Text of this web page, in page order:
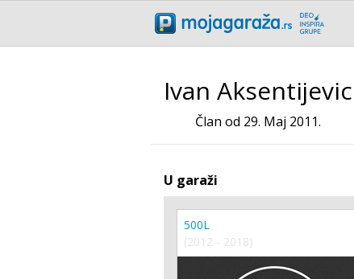
Ivan Aksentijevic
Član od 29. Maj 2011.
U garaži
500L
(2012 - 2018)